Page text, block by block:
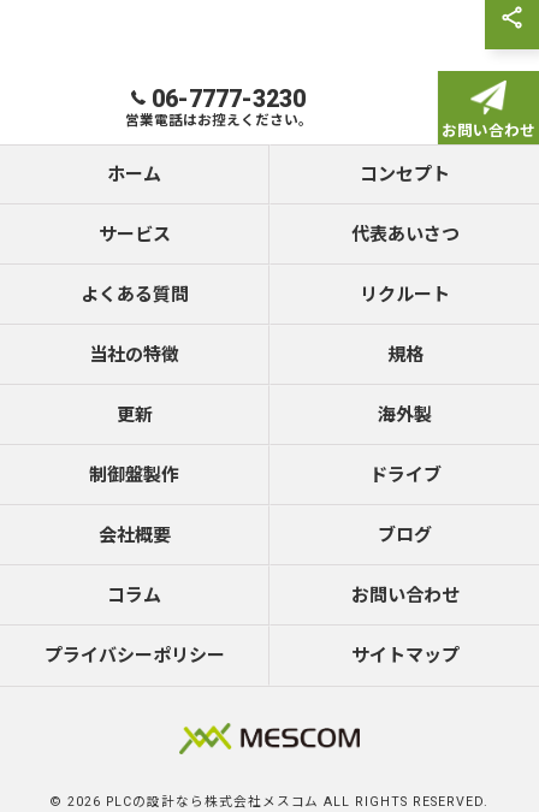
06-7777-3230
営業電話はお控えください。
お問い合わせ
ホーム コンセプト
サービス 代表あいさつ
よくある質問 リクルート
当社の特徴 規格
更新 海外製
制御盤製作 ドライブ
会社概要 ブログ
コラム お問い合わせ
プライバシーポリシー サイトマップ
© 2026 PLCの設計なら株式会社メスコム ALL RIGHTS RESERVED.